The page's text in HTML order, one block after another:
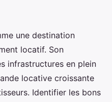
à
à
lecture
une destination
locatif. Son
infrastructures en plein
locative croissante
Identifier les bons